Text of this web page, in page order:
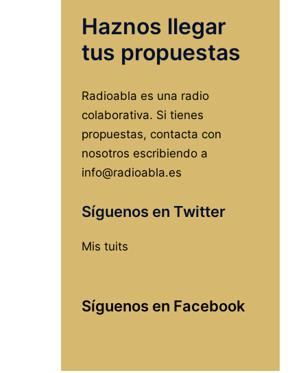
¿cómo
Haznos llegar
tus propuestas
Radioabla es una radio
colaborativa. Si tienes
propuestas, contacta con
nosotros escribiendo a
info@radioabla.es
Síguenos en Twitter
Mis tuits
Síguenos en Facebook